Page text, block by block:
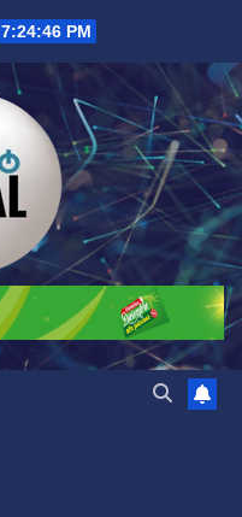
7:24:47 PM